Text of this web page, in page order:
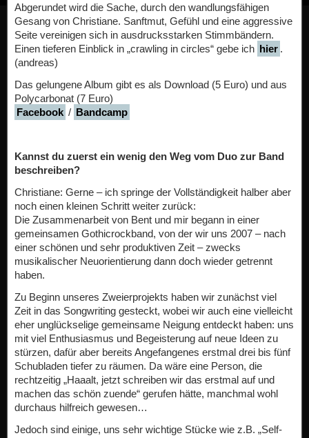
Abgerundet wird die Sache, durch den wandlungsfähigen
Gesang von Christiane. Sanftmut, Gefühl und eine aggressive
Seite vereinigen sich in ausdrucksstarken Stimmbändern.
Einen tieferen Einblick in „crawling in circles“ gebe ich hier .
(andreas)
Das gelungene Album gibt es als Download (5 Euro) und aus
Polycarbonat (7 Euro)
Facebook / Bandcamp
Kannst du zuerst ein wenig den Weg vom Duo zur Band
beschreiben?
Christiane: Gerne – ich springe der Vollständigkeit halber aber
noch einen kleinen Schritt weiter zurück:
Die Zusammenarbeit von Bent und mir begann in einer
gemeinsamen Gothicrockband, von der wir uns 2007 – nach
einer schönen und sehr produktiven Zeit – zwecks
musikalischer Neuorientierung dann doch wieder getrennt
haben.
Zu Beginn unseres Zweierprojekts haben wir zunächst viel
Zeit in das Songwriting gesteckt, wobei wir auch eine vielleicht
eher unglückselige gemeinsame Neigung entdeckt haben: uns
mit viel Enthusiasmus und Begeisterung auf neue Ideen zu
stürzen, dafür aber bereits Angefangenes erstmal drei bis fünf
Schubladen tiefer zu räumen. Da wäre eine Person, die
rechtzeitig „Haaalt, jetzt schreiben wir das erstmal auf und
machen das schön zuende“ gerufen hätte, manchmal wohl
durchaus hilfreich gewesen…
Jedoch sind einige, uns sehr wichtige Stücke wie z.B. „Self-